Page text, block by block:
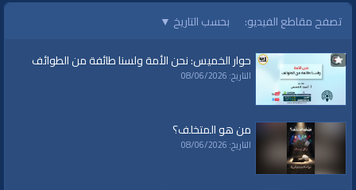
الفئات:
برامج الواقية
تصفح مقاطع الفيديو: بحسب التاريخ ▼
حوار الخميس: نحن الأمة ولسنا طائفة من الطوائف
التاريخ: 08/06/2026
من هو المتخلف؟
التاريخ: 08/06/2026